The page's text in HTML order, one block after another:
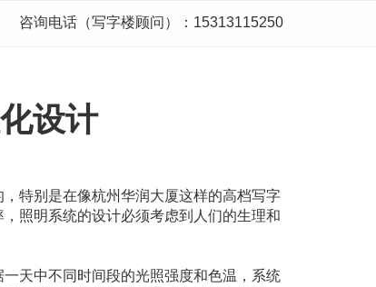
咨询电话（写字楼顾问）：15313115250
设计
特别是在像杭州华润大厦这样的高档写字
照明系统的设计必须考虑到人们的生理和
天中不同时间段的光照强度和色温，系统